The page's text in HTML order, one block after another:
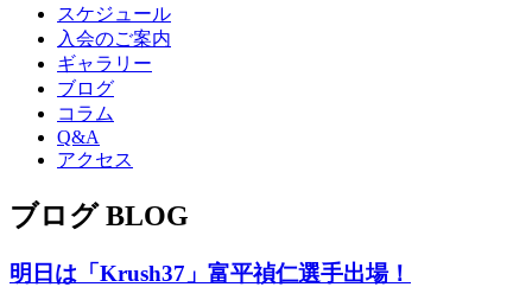
スケジュール
入会のご案内
ギャラリー
ブログ
コラム
Q&A
アクセス
ブログ BLOG
明日は「Krush37」富平禎仁選手出場！